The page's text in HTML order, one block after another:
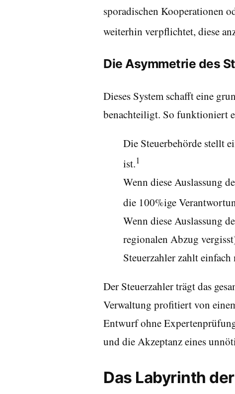
sporadischen Kooperationen
weiterhin verpflichtet, diese
Die Asymmetrie des
Dieses System schafft eine
benachteiligt. So funktioniert
Die Steuerbehörde stellt
ist.1
Wenn diese Auslassung
die 100%ige
Wenn diese Auslassung
regionalen Abzug
Steuerzahler zahlt einfach
Der Steuerzahler trägt das
Verwaltung profitiert von
Entwurf ohne
und die Akzeptanz eines
Das Labyrinth